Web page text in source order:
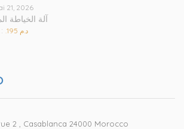
21, 2026
آلة الخياطة
.د.م 195
2 , Casablanca 24000 Morocco